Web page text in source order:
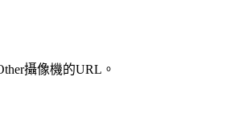
攝像機的URL。